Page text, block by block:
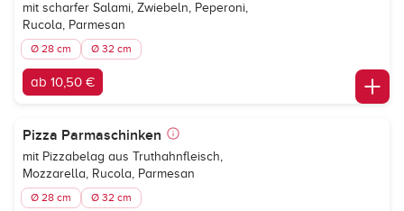
mit scharfer Salami, Zwiebeln, Peperoni,
Rucola, Parmesan
Ø 28 cm Ø 32 cm
ab 10,50 €
Pizza Parmaschinken
mit Pizzabelag aus Truthahnfleisch,
Mozzarella, Rucola, Parmesan
Ø 28 cm Ø 32 cm